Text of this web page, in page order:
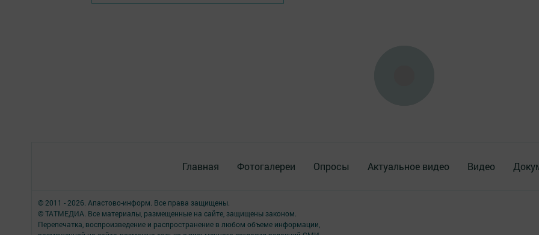
Главная Фотогалереи Опросы Актуальное видео Видео
© 2011 - 2026. Апастово-информ. Все права защищены.
© ТАТМЕДИА. Все материалы, размещенные на сайте, защищены законом.
Перепечатка, воспроизведение и распространение в любом объеме информации,